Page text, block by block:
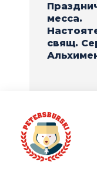
месса.
свящ.